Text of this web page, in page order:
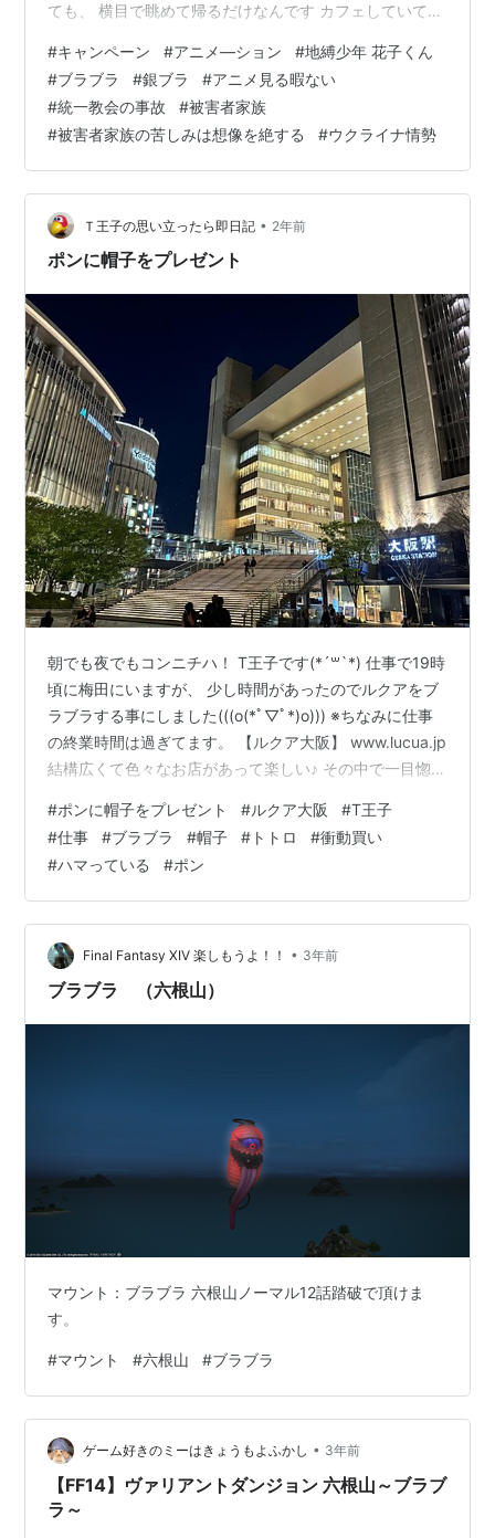
ても、 横目で眺めて帰るだけなんです カフェしていても
で今日はブラリブラブラのつもりで出ました パブロはわ
たしの友人が出てくるので ふたりで銀座ギンブラ。 年を
感じさせない子供のようなオジサンと ティーンエイジに
見られる40代の女性👩🏻‍🦰、 どんなカップルに見られて
るやら😅 これは今度始まるアニメの紹介イベント 地縛霊
の…
#キャンペーン #アニメ―ション #地縛少年 花子くん
#ブラブラ #銀ブラ #アニメ見る暇ない
#統一教会の事故 #被害者家族
#被害者家族の苦しみは想像を絶する #ウクライナ情勢
Ｔ王子の思い立ったら即日記 • 2年前
ポンに帽子をプレゼント
朝でも夜でもコンニチハ！ T王子です(*´꒳`*) 仕事で19時
頃に梅田にいますが、 少し時間があったのでルクアをブ
ラブラする事にしました(((o(*ﾟ▽ﾟ*)o))) ※ちなみに仕事
の終業時間は過ぎてます。 【ルクア大阪】 www.lucua.jp
結構広くて色々なお店があって楽しい♪ その中で一目惚れ
トロにハマってる事も聞いていたので少し高いですが買
いました♪ ↑衝動買いは基本しないんですけどね 次のお
出かけの時に被ってもらおう！ 間違いなく可愛いはず
(。-∀-) では×２
#ポンに帽子をプレゼント #ルクア大阪 #T王子
#仕事 #ブラブラ #帽子 # トトロ #衝動買い
#ハマっている #ポン
Final Fantasy XIV 楽しもうよ！！ • 3年前
ブラブラ （六根山）
マウント：ブラブラ 六根山ノーマル12話踏破で頂けま
す。
#マウント #六根山 #ブラブラ
ゲーム好きのミーはきょうもよふかし • 3年前
【FF14】ヴァリアントダンジョン 六根山～ブラブ
ラ～